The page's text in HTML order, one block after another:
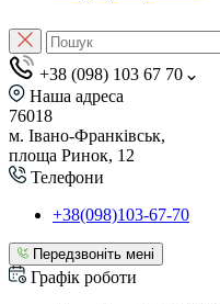
+38 (098) 103 67 70
Наша адреса
76018
м. Івано-Франківськ,
площа Ринок, 12
Телефони
+38(098)103-67-70
Передзвоніть мені
Графік роботи